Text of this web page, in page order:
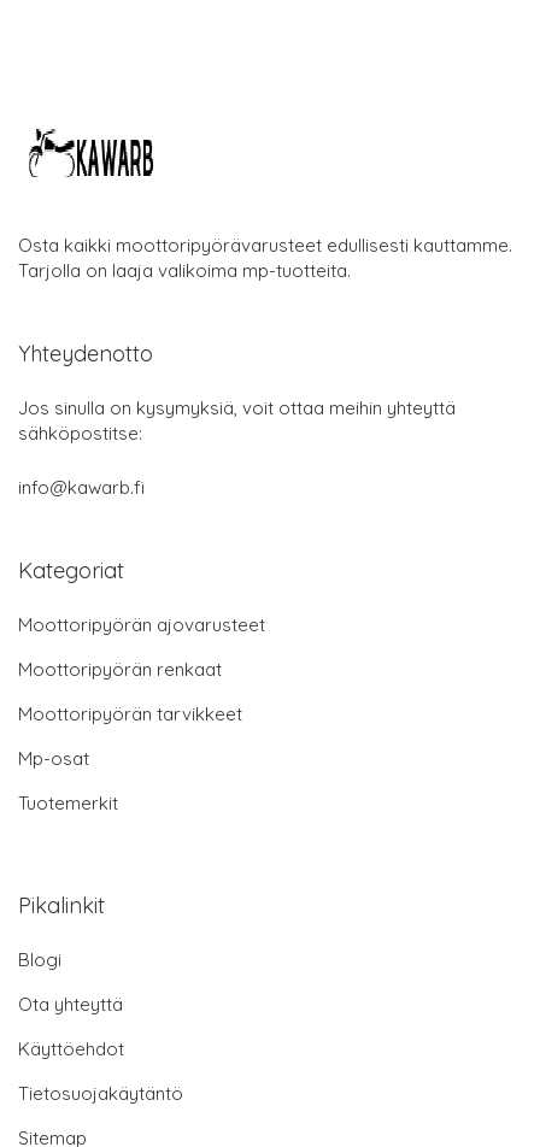
Osta kaikki moottoripyörävarusteet edullisesti kauttamme.
Tarjolla on laaja valikoima mp-tuotteita.
Yhteydenotto
Jos sinulla on kysymyksiä, voit ottaa meihin yhteyttä
sähköpostitse:
info@kawarb.fi
Kategoriat
Moottoripyörän ajovarusteet
Moottoripyörän renkaat
Moottoripyörän tarvikkeet
Mp-osat
Tuotemerkit
Pikalinkit
Blogi
Ota yhteyttä
Käyttöehdot
Tietosuojakäytäntö
Sitemap